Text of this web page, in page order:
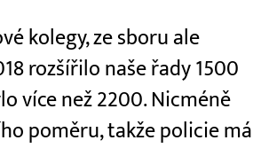
kolegy, ze sboru ale
rozšířilo naše řady 1500
více než 2200. Nicméně
poměru, takže policie má